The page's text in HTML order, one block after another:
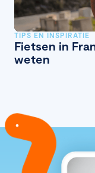
TIPS EN INSPIRATIE
Fietsen in
weten